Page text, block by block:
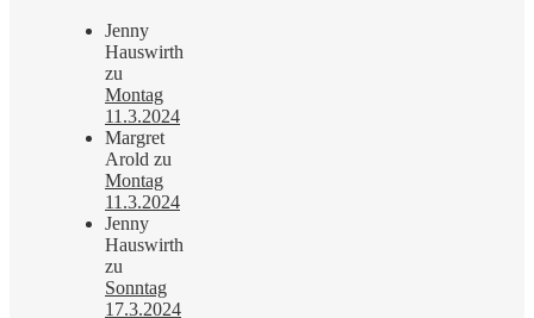
Jenny
Hauswirth
zu
Montag
11.3.2024
Margret
Arold zu
Montag
11.3.2024
Jenny
Hauswirth
zu
Sonntag
17.3.2024